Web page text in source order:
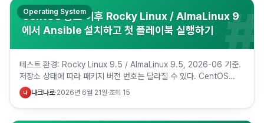
CentOS 종료 이후 Rocky Linux / AlmaLinux 9
에서 Ansible 설치하고 첫 플레이북 실행하기
#
Operating System
테스트 환경: Rocky Linux 9.5 / AlmaLinux 9.5, 2026-06 기준.
저장소 상태에 따라 패키지 버전 번호는 달라질 수 있다. CentOS
Linux 8은 2021-12-3…
나 나크나로·2026년 6월 21일·조회 15